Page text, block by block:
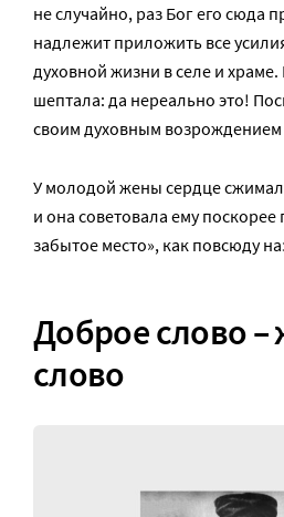
не случайно, раз Бог его сюда
надлежит приложить все
духовной жизни в селе и
шептала: да нереально это!
своим духовным
У молодой жены сердце
и она советовала ему поскорее
забытое место», как повсюду
Доброе слово –
слово